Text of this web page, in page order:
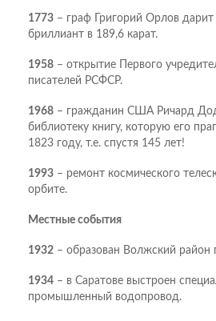
1773 – граф Григорий Орлов дарит
бриллиант в 189,6 карат.
1958 – открытие Первого
писателей РСФСР.
1968 – гражданин США Ричард
библиотеку книгу, которую его
1823 году, т.е. спустя 145 лет!
1993 – ремонт космического
орбите.
Местные события
1932 – образован Волжский район
1934 – в Саратове выстроен
промышленный водопровод.